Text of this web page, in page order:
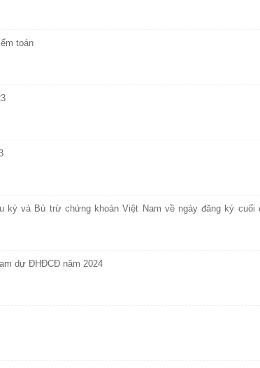
toán
ký và Bù trừ chứng khoán Việt Nam về ngày đăng ký cuối
dự ĐHĐCĐ năm 2024